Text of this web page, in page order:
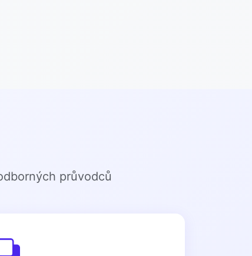
průvodců